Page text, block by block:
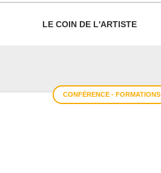
LE COIN DE L'ARTISTE
CONFÉRENCE - FORMATIONS